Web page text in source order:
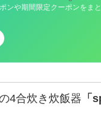
ンや期間限定クーポンをま
4合炊き炊飯器 「